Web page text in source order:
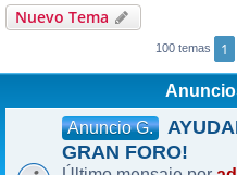
Nuevo Tema
100 temas 1
Anuncio G.
GRAN FORO!